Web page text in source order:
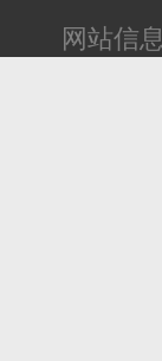
网站信